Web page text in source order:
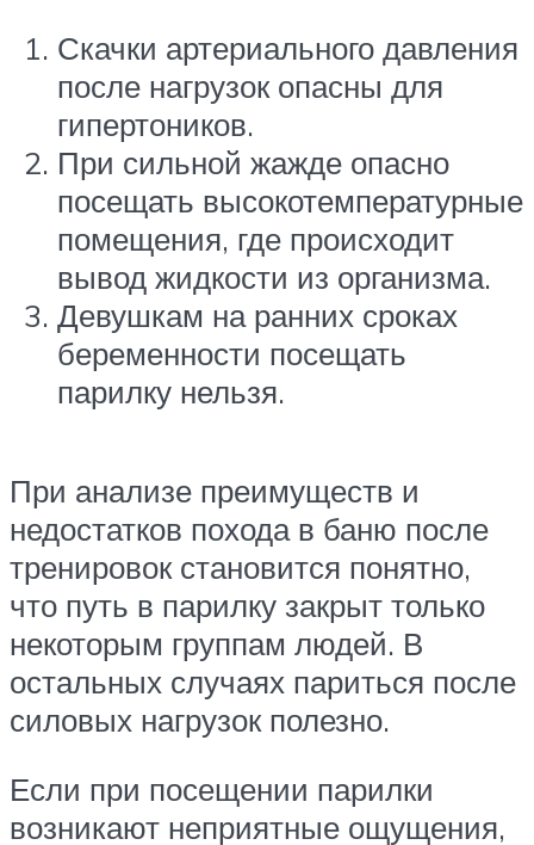
Скачки артериального давления
после нагрузок опасны для
гипертоников.
При сильной жажде опасно
посещать высокотемпературные
помещения, где происходит
вывод жидкости из организма.
Девушкам на ранних сроках
беременности посещать
парилку нельзя.
При анализе преимуществ и
недостатков похода в баню после
тренировок становится понятно,
что путь в парилку закрыт только
некоторым группам людей. В
остальных случаях париться после
силовых нагрузок полезно.
Если при посещении парилки
возникают неприятные ощущения,